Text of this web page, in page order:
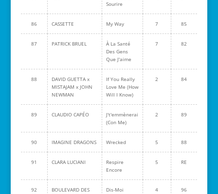
Sourire
86 CASSETTE My Way 7 85
87 PATRICK BRUEL
À La Santé
Des Gens
Que J'aime
7 82
88
DAVID GUETTA x
MISTAJAM x JOHN
NEWMAN
If You Really
Love Me (How
Will I Know)
2 84
89 CLAUDIO CAPÉO
J't'emmènerai
(Con Me)
2 89
90 IMAGINE DRAGONS Wrecked 5 88
91 CLARA LUCIANI
Respire
Encore
5 RE
92 BOULEVARD DES Dis-Moi 4 96